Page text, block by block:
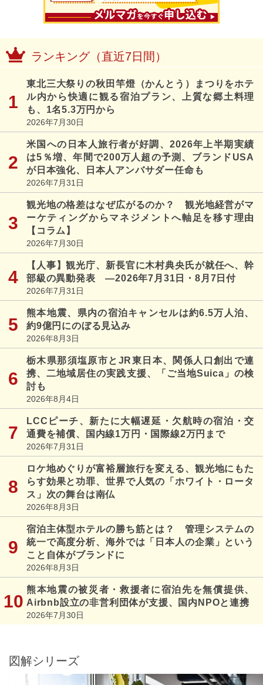
ランキング（直近7日間）
東北三大祭りの秋田竿燈（かんとう）まつりをホテ
ル内から快適に観る宿泊プラン、上質な郷土料理
も、1名5.3万円から
2026年7月30日
米国への日本人旅行者が好調、2026年上半期実績
は5％増、年間で200万人超の予測、ブランドUSA
が日本強化、日本人アンバサダー任命も
2026年7月31日
観光地の格差はなぜ広がるのか？ 観光地経営がマ
ーケティングからマネジメントへ軸足を移す理由
【コラム】
2026年7月30日
【人事】観光庁、新長官に木村典央氏が就任へ、幹
部級の異動発表 ―2026年7月31日・8月7日付
2026年7月31日
熊本地震、県内の宿泊キャンセルは約6.5万人泊、
約9億円にのぼる見込み
2026年8月3日
栃木県那須塩原市とJR東日本、関係人口創出で連
携、二地域居住の実践支援、「ご当地Suica」の検
討も
2026年8月4日
LCCピーチ、新たに大幅遅延・欠航時の宿泊・交
通費を補償、国内線1万円・国際線2万円まで
2026年7月31日
ロケ地めぐりが富裕層旅行を変える、観光地にもた
らす効果と功罪、世界で人気の「ホワイト・ロータ
ス」次の舞台は南仏
2026年8月3日
宿泊主体型ホテルの勝ち筋とは？ 管理システムの
統一で高度分析、海外では「日本人の企業」という
こと自体がブランドに
2026年8月3日
熊本地震の被災者・救援者に宿泊先を無償提供、
Airbnb設立の非営利団体が支援、国内NPOと連携
2026年7月30日
図解シリーズ